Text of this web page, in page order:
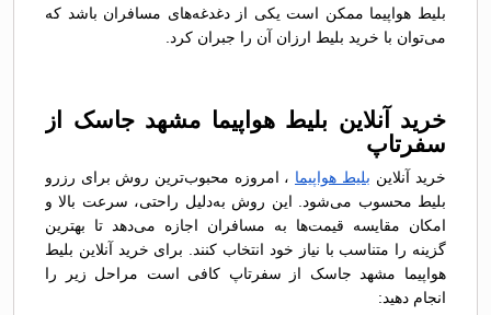
بلیط هواپیما ممکن است یکی از دغدغه‌های مسافران باشد که
می‌توان با خرید بلیط ارزان آن را جبران کرد.
خرید آنلاین بلیط هواپیما مشهد جاسک از
سفرتاپ
خرید آنلاین بلیط هواپیما ، امروزه محبوب‌ترین روش برای رزرو
بلیط محسوب می‌شود. این روش به‌دلیل راحتی، سرعت بالا و
امکان مقایسه قیمت‌ها به مسافران اجازه می‌دهد تا بهترین
گزینه را متناسب با نیاز خود انتخاب کنند. برای خرید آنلاین بلیط
هواپیما مشهد جاسک از سفرتاپ کافی است مراحل زیر را
انجام دهید: